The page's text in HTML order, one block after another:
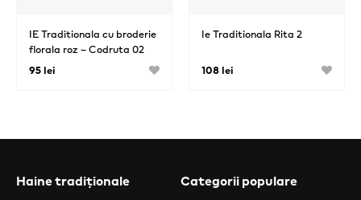
IE Traditionala cu broderie
florala roz – Codruta 02
95 lei
Ie Traditionala Rita 2
108 lei
Haine tradiționale Categorii populare